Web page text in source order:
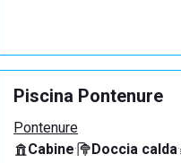
Piscina Pontenure
Pontenure
Cabine· Doccia calda·